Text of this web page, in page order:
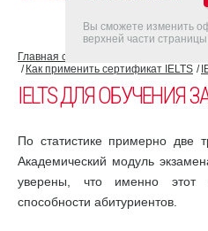
Главная страница
Как применить сертификат IELTS
IELTS ДЛЯ ОБУЧЕНИЯ
По статистике примерно две
Академический модуль
уверены, что именно этот
способности абитуриентов.
Вы сможете изменить
верхней части страницы